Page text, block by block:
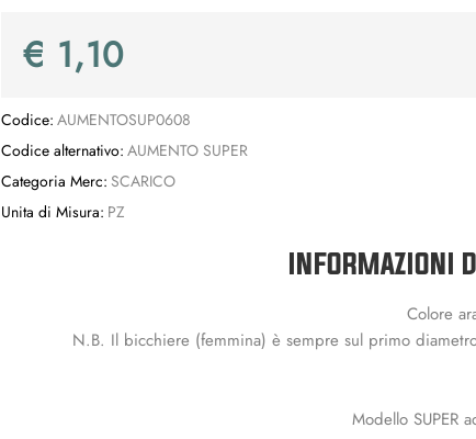
€ 1,10
Codice: AUMENTOSUP0608
Codice alternativo: AUMENTO SUPER
Categoria Merc: SCARICO
Unita di Misura: PZ
INFORMAZIONI
Colore
N.B. Il bicchiere (femmina) è sempre sul primo
Modello SUPER